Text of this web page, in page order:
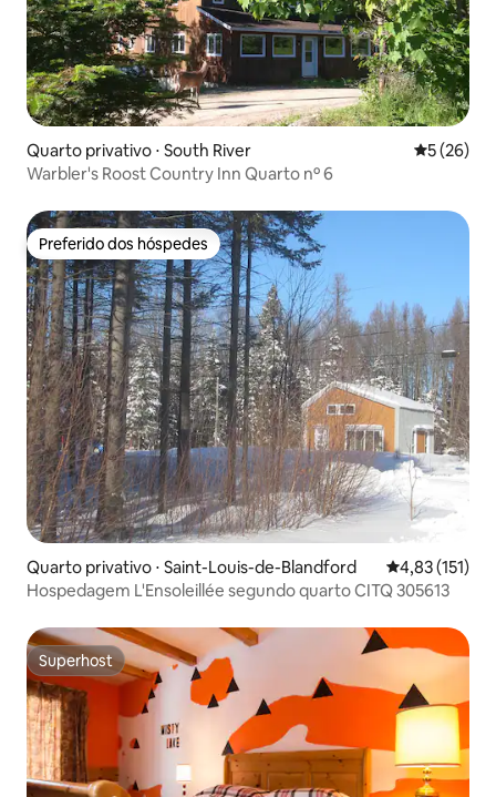
Quarto privativo ⋅ South River 5 de uma
5 (26)
Warbler's Roost Country Inn Quarto nº 6
Preferido dos hóspedes
Preferido dos hóspedes
Quarto privativo ⋅ Saint-Louis-de-Blandford 4,83 de uma
4,83 (151)
Hospedagem L'Ensoleillée segundo quarto CITQ 305613
Superhost
Superhost